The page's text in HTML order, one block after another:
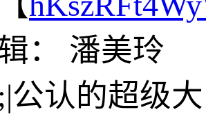
： 潘美玲
公认的超级